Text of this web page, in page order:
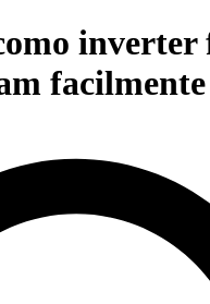
inverter